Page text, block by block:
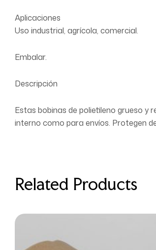
Aplicaciones
Uso industrial, agrícola, comercial.
Embalar.
Descripción
Estas bobinas de polietileno grueso
interno como para envíos. Protegen
Related Products